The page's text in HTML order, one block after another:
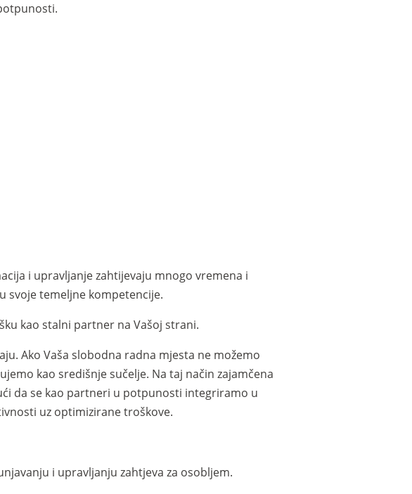
i upravljanje zahtijevaju mnogo vremena i
svoje temeljne kompetencije.
kao stalni partner na Vašoj strani.
Ako Vaša slobodna radna mjesta ne možemo
kao središnje sučelje. Na taj način zajamčena
da se kao partneri u potpunosti integriramo u
uz optimizirane troškove.
i upravljanju zahtjeva za osobljem.